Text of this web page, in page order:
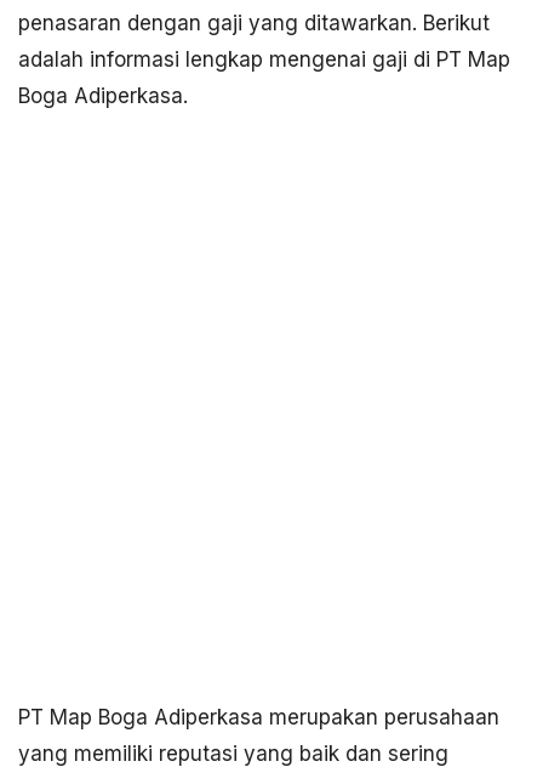
penasaran dengan gaji yang ditawarkan. Berikut
adalah informasi lengkap mengenai gaji di PT Map
Boga Adiperkasa.
PT Map Boga Adiperkasa merupakan perusahaan
yang memiliki reputasi yang baik dan sering